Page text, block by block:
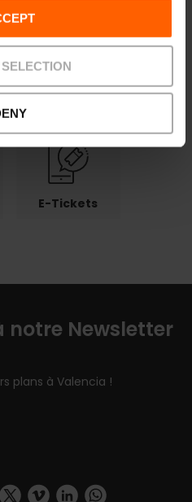
Points de
retrait
E-Tickets
notre Newsletter
plans à Valencia !
visit_valencia/
user/
www.facebook.com/
https://twitter.com/
https://vimeo.com/
https://www.linkedin.com/company/turismo-valencia/https://api.whatsapp.com/send/